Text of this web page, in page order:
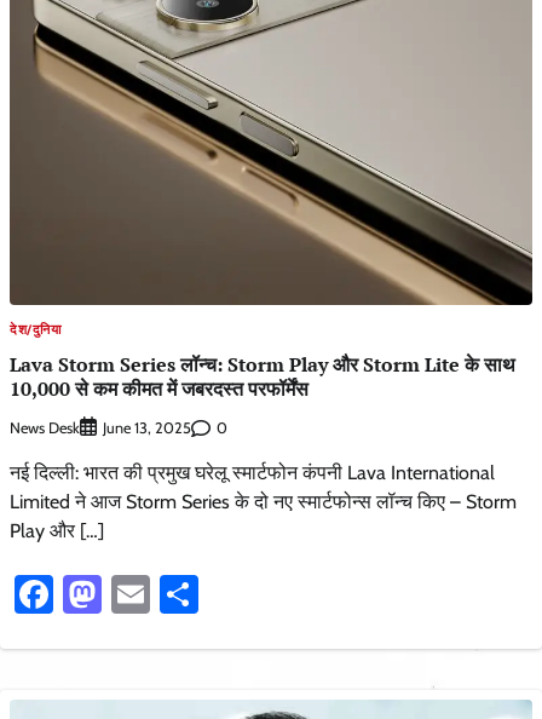
देश/दुनिया
Lava Storm Series लॉन्च: Storm Play और Storm Lite के साथ
10,000 से कम कीमत में जबरदस्त परफॉर्मेंस
News Desk June 13, 2025 0
नई दिल्ली: भारत की प्रमुख घरेलू स्मार्टफोन कंपनी Lava International
Limited ने आज Storm Series के दो नए स्मार्टफोन्स लॉन्च किए – Storm
Play और […]
Facebook
Mastodon
Email